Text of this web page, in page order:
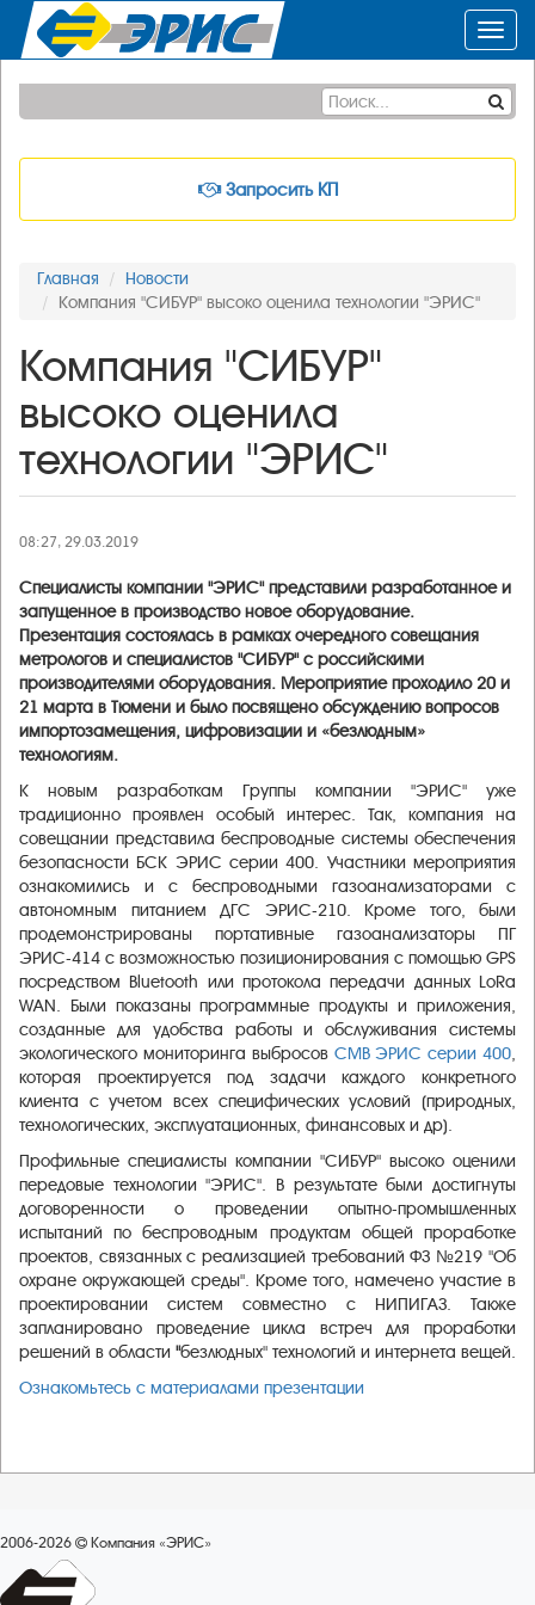
Запросить КП
Главная
Новости
Компания "СИБУР" высоко оценила технологии "ЭРИС"
Компания "СИБУР"
высоко оценила
технологии "ЭРИС"
08:27, 29.03.2019
Специалисты компании "ЭРИС" представили разработанное и
запущенное в производство новое оборудование.
Презентация состоялась в рамках очередного совещания
метрологов и специалистов "СИБУР" с российскими
производителями оборудования. Мероприятие проходило 20 и
21 марта в Тюмени и было посвящено обсуждению вопросов
импортозамещения, цифровизации и «безлюдным»
технологиям.
К новым разработкам Группы компании "ЭРИС" уже
традиционно проявлен особый интерес. Так, компания на
совещании представила беспроводные системы обеспечения
безопасности БСК ЭРИС серии 400. Участники мероприятия
ознакомились и с беспроводными газоанализаторами с
автономным питанием ДГС ЭРИС-210. Кроме того, были
продемонстрированы портативные газоанализаторы ПГ
ЭРИС-414 с возможностью позиционирования с помощью GPS
посредством Bluetooth или протокола передачи данных LoRa
WAN. Были показаны программные продукты и приложения,
созданные для удобства работы и обслуживания системы
экологического мониторинга выбросов СМВ ЭРИС серии 400,
которая проектируется под задачи каждого конкретного
клиента с учетом всех специфических условий (природных,
технологических, эксплуатационных, финансовых и др).
Профильные специалисты компании "СИБУР" высоко оценили
передовые технологии "ЭРИС". В результате были достигнуты
договоренности о проведении опытно-промышленных
испытаний по беспроводным продуктам общей проработке
проектов, связанных с реализацией требований ФЗ №219 "Об
охране окружающей среды". Кроме того, намечено участие в
проектировании систем совместно с НИПИГAЗ. Также
запланировано проведение цикла встреч для проработки
решений в области "безлюдных" технологий и интернета вещей.
Ознакомьтесь с материалами презентации
2006-2026 Компания «ЭРИС»